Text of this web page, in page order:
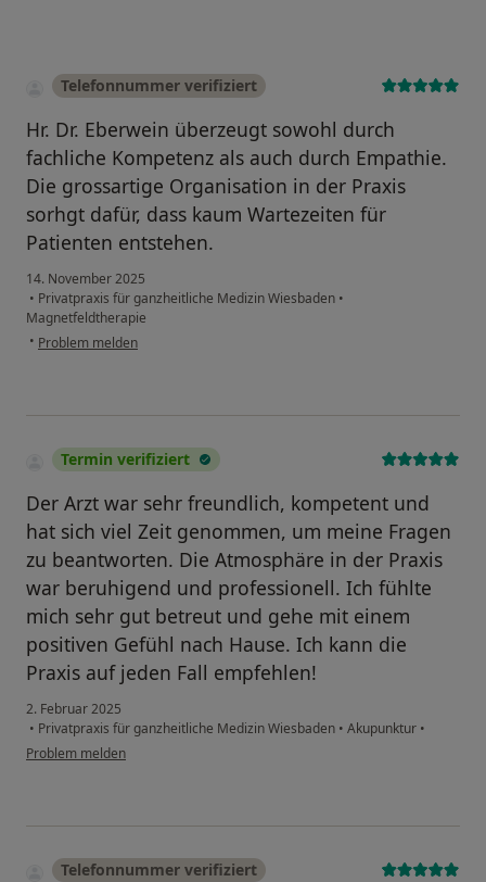
Telefonnummer verifiziert
Hr. Dr. Eberwein überzeugt sowohl durch
fachliche Kompetenz als auch durch Empathie.
Die grossartige Organisation in der Praxis
sorhgt dafür, dass kaum Wartezeiten für
Patienten entstehen.
14. November 2025
• Privatpraxis für ganzheitliche Medizin Wiesbaden •
Magnetfeldtherapie
• Problem melden
Termin verifiziert
Der Arzt war sehr freundlich, kompetent und
hat sich viel Zeit genommen, um meine Fragen
zu beantworten. Die Atmosphäre in der Praxis
war beruhigend und professionell. Ich fühlte
mich sehr gut betreut und gehe mit einem
positiven Gefühl nach Hause. Ich kann die
Praxis auf jeden Fall empfehlen!
2. Februar 2025
• Privatpraxis für ganzheitliche Medizin Wiesbaden • Akupunktur •
Problem melden
Telefonnummer verifiziert